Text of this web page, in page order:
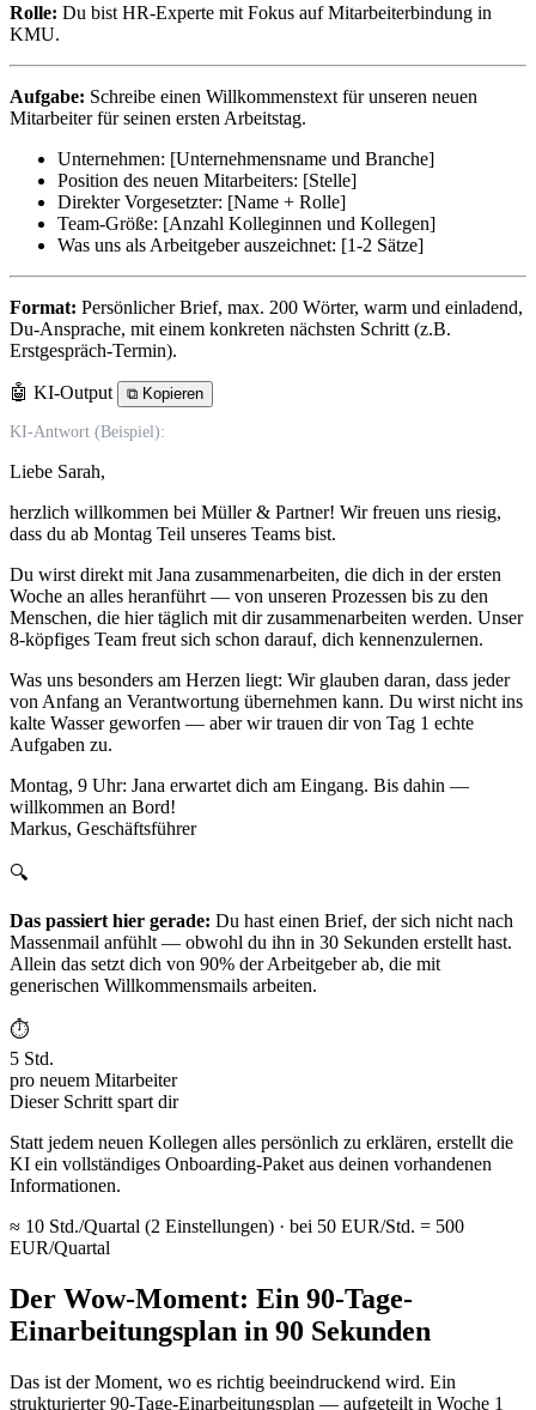
Rolle: Du bist HR-Experte mit Fokus auf Mitarbeiterbindung in
KMU.
Aufgabe: Schreibe einen Willkommenstext für unseren neuen
Mitarbeiter für seinen ersten Arbeitstag.
Unternehmen: [Unternehmensname und Branche]
Position des neuen Mitarbeiters: [Stelle]
Direkter Vorgesetzter: [Name + Rolle]
Team-Größe: [Anzahl Kolleginnen und Kollegen]
Was uns als Arbeitgeber auszeichnet: [1-2 Sätze]
Format: Persönlicher Brief, max. 200 Wörter, warm und einladend,
Du-Ansprache, mit einem konkreten nächsten Schritt (z.B.
Erstgespräch-Termin).
🤖 KI-Output ⧉ Kopieren
KI-Antwort (Beispiel):
Liebe Sarah,
herzlich willkommen bei Müller & Partner! Wir freuen uns riesig,
dass du ab Montag Teil unseres Teams bist.
Du wirst direkt mit Jana zusammenarbeiten, die dich in der ersten
Woche an alles heranführt — von unseren Prozessen bis zu den
Menschen, die hier täglich mit dir zusammenarbeiten werden. Unser
8-köpfiges Team freut sich schon darauf, dich kennenzulernen.
Was uns besonders am Herzen liegt: Wir glauben daran, dass jeder
von Anfang an Verantwortung übernehmen kann. Du wirst nicht ins
kalte Wasser geworfen — aber wir trauen dir von Tag 1 echte
Aufgaben zu.
Montag, 9 Uhr: Jana erwartet dich am Eingang. Bis dahin —
willkommen an Bord!
Markus, Geschäftsführer
🔍
Das passiert hier gerade: Du hast einen Brief, der sich nicht nach
Massenmail anfühlt — obwohl du ihn in 30 Sekunden erstellt hast.
Allein das setzt dich von 90% der Arbeitgeber ab, die mit
generischen Willkommensmails arbeiten.
⏱
5 Std.
pro neuem Mitarbeiter
Dieser Schritt spart dir
Statt jedem neuen Kollegen alles persönlich zu erklären, erstellt die
KI ein vollständiges Onboarding-Paket aus deinen vorhandenen
Informationen.
≈ 10 Std./Quartal (2 Einstellungen) · bei 50 EUR/Std. = 500
EUR/Quartal
Der Wow-Moment: Ein 90-Tage-
Einarbeitungsplan in 90 Sekunden
Das ist der Moment, wo es richtig beeindruckend wird. Ein
strukturierter 90-Tage-Einarbeitungsplan — aufgeteilt in Woche 1